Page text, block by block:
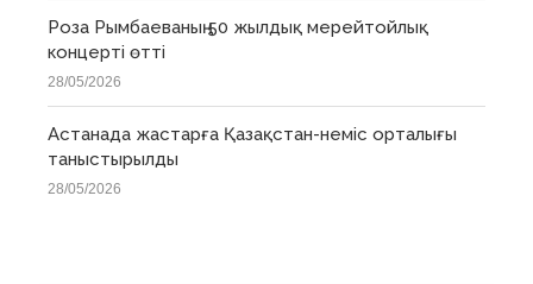
Роза Рымбаеваның 50 жылдық мерейтойлық
концерті өтті
28/05/2026
Астанада жастарға Қазақстан-неміс орталығы
таныстырылды
28/05/2026